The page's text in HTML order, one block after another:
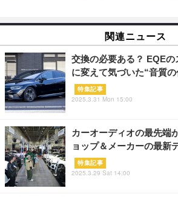
関連ニュース
交換の必要ある？ EQE
に変えて気づいた“音質
特集記事
2025.3.31 Mon 15:00
カーオーディオの最先端
ョップ＆メーカーの最新
特集記事
2025.3.29 Sat 14:00